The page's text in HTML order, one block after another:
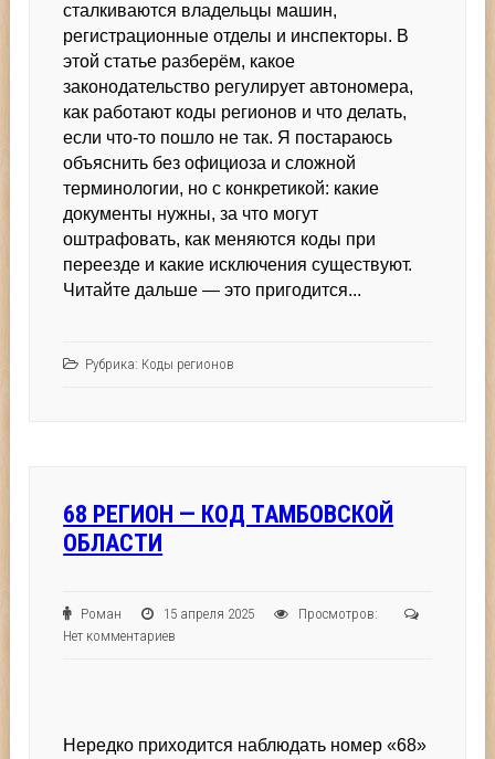
важно
сталкиваются владельцы машин,
регистрационные отделы и инспекторы. В
этой статье разберём, какое
законодательство регулирует автономера,
как работают коды регионов и что делать,
если что-то пошло не так. Я постараюсь
объяснить без официоза и сложной
терминологии, но с конкретикой: какие
документы нужны, за что могут
оштрафовать, как меняются коды при
переезде и какие исключения существуют.
Читайте дальше — это пригодится...
Рубрика: Коды регионов
68 РЕГИОН — КОД ТАМБОВСКОЙ
ОБЛАСТИ
Роман 15 апреля 2025
Просмотров:
Нет комментариев
Нередко приходится наблюдать номер «68»